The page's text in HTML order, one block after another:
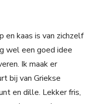
en kaas is van zichzelf
wel een goed idee
Ik maak er
bij van Griekse
en dille. Lekker fris,